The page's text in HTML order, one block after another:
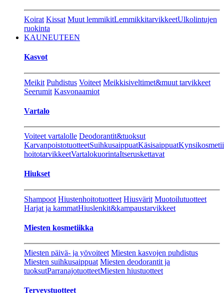
Koirat Kissat Muut lemmikitLemmikkitarvikkeetUlkolintujen
ruokinta
KAUNEUTEEN
Kasvot
Meikit Puhdistus Voiteet Meikkisiveltimet&muut tarvikkeet
Seerumit Kasvonaamiot
Vartalo
Voiteet vartalolle Deodorantit&tuoksut
KarvanpoistotuotteetSuihkusaippuatKäsisaippuat
hoitotarvikkeetVartalokuorintaItseruskettavat
Hiukset
Shampoot Hiustenhoitotuotteet Hiusvärit Muotoilutuotteet
Harjat ja kammatHiuslenkit&kampaustarvikkeet
Miesten kosmetiikka
Miesten päivä- ja yövoiteet Miesten kasvojen puhdistus
Miesten suihkusaippuat Miesten deodorantit ja
tuoksutParranajotuotteetMiesten hiustuotteet
Terveystuotteet